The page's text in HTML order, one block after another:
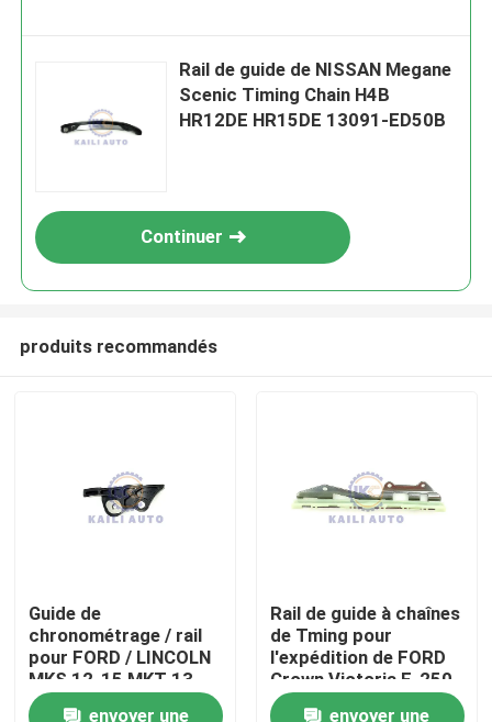
Produits
Vidéos
Rail de guide de NISSAN Megane
Scenic Timing Chain H4B
HR12DE HR15DE 13091-ED50B
Continuer
produits recommandés
Guide de
chronométrage / rail
pour FORD / LINCOLN
MKS 12-15 MKT 13-
15 MKZ 11-12
envoyer une
Rail de guide à chaînes
de Tming pour
l'expédition de FORD
Crown Victoria F-250
F-150 4.6L 281Cu
envoyer une